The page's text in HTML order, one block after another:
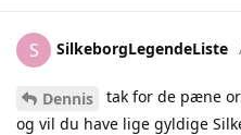
S SilkeborgLegendeListe
Dennis
tak for de pæne
og vil du have lige gyldige